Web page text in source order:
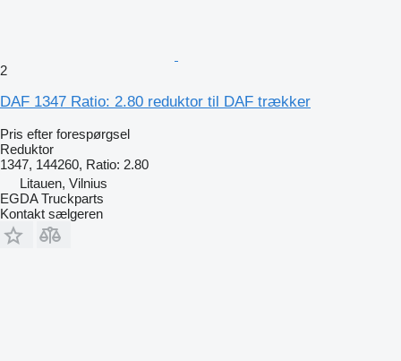
2
DAF 1347 Ratio: 2.80 reduktor til DAF trækker
Pris efter forespørgsel
Reduktor
1347, 144260, Ratio: 2.80
Litauen, Vilnius
EGDA Truckparts
Kontakt sælgeren